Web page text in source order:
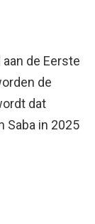
de Eerste
de
dat
Saba in 2025